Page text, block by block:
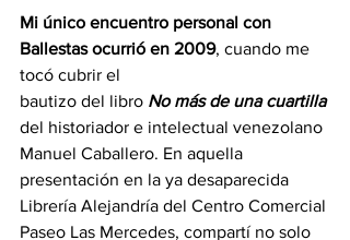
Mi único encuentro personal con
Ballestas ocurrió en 2009, cuando me
tocó cubrir el
bautizo del libro No más de una cuartilla
del historiador e intelectual venezolano
Manuel Caballero. En aquella
presentación en la ya desaparecida
Librería Alejandría del Centro Comercial
Paseo Las Mercedes, compartí no solo